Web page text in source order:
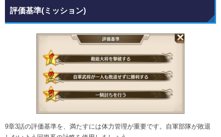
評価基準(ミッション)
9章3話の評価基準を、満たすには体力管理が重要です。自軍部隊が敗退